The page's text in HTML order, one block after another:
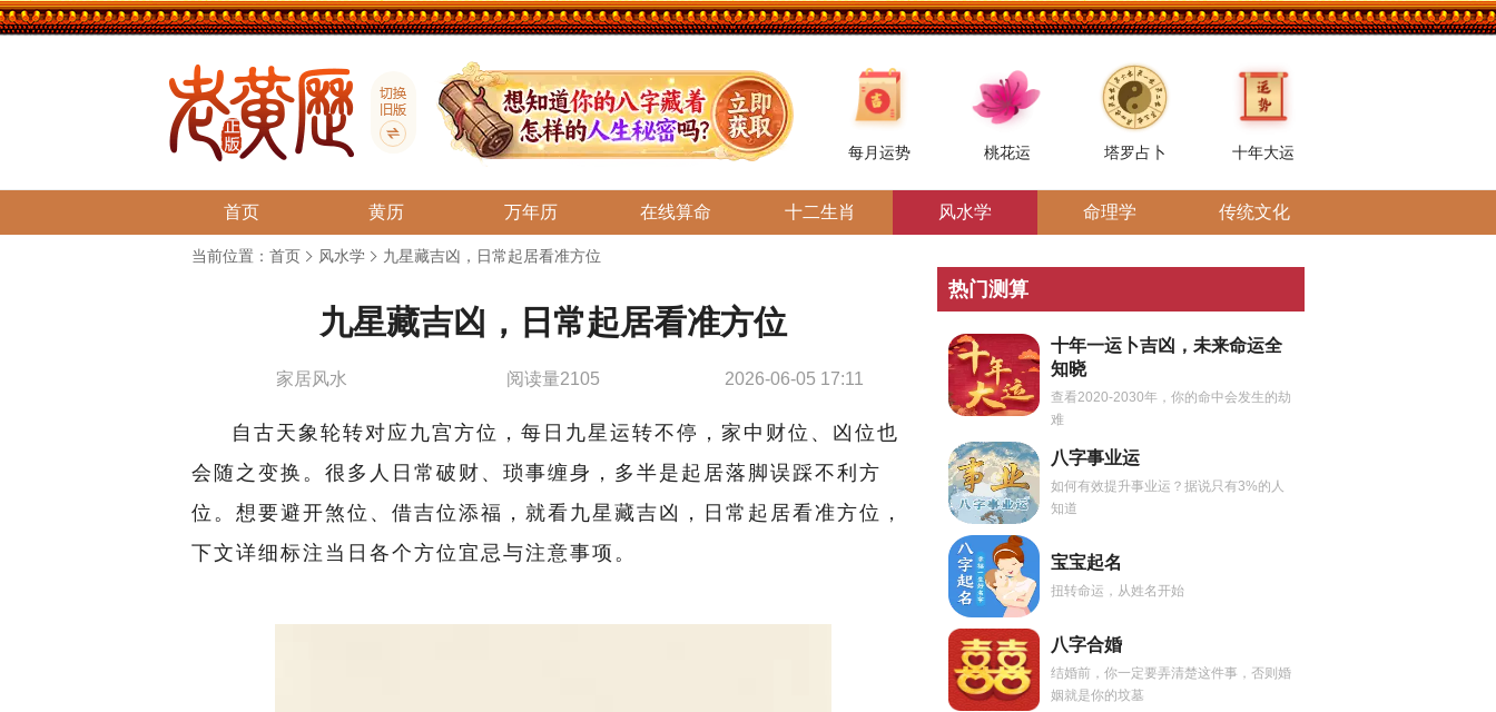
每月运势 桃花运 塔罗占卜 十年大运
首页 黄历 万年历 在线算命 十二生肖 风水学 命理学 传统文化
当前位置： 首页 风水学 九星藏吉凶，日常起居看准方位
九星藏吉凶，日常起居看准方位
家居风水 阅读量2105 2026-06-05 17:11
自古天象轮转对应九宫方位，每日九星运转不停，家中财位、凶位也
会随之变换。很多人日常破财、琐事缠身，多半是起居落脚误踩不利方
位。想要避开煞位、借吉位添福，就看九星藏吉凶，日常起居看准方位，
下文详细标注当日各个方位宜忌与注意事项。
热门测算
十年一运卜吉凶，未来命运全
知晓
查看2020-2030年，你的命中会发生的劫
难
八字事业运
如何有效提升事业运？据说只有3%的人
知道
宝宝起名
扭转命运，从姓名开始
八字合婚
结婚前，你一定要弄清楚这件事，否则婚
姻就是你的坟墓